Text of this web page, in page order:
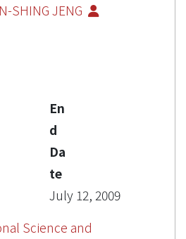
SHING JENG
En
d
Da
te
July 12, 2009
Science and